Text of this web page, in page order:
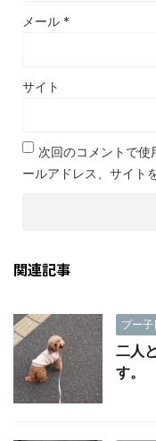
メール *
サイト
次回のコメントで使
ールアドレス、サイト
関連記事
プー子
二人
す。